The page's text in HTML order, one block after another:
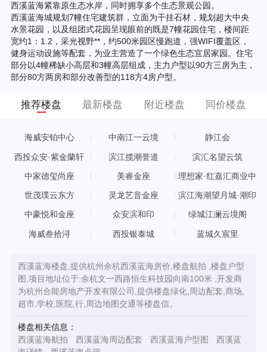
西溪蓝海紧靠原生态水岸，同时拥享多个生态景观公园。
西溪蓝海城规划7幢住宅建筑群，立面为干挂石材，规划超大中央
水景花园，以及组团式花园呈现眼前的既是7幢花园住宅，楼间距
宽约1：1.2，采光视野**，约500米园区慢跑道，强WIFI覆盖区，
健身运动设施等配套，为业主营造了一个绿色生态宜居家园。住宅
部分以4幢稀缺小高层和3幢高层组成，主力户型以90方三房为主，
部分80方两房和部分改善型的118方4房户型。
推荐楼盘 最新楼盘 附近楼盘 同价楼盘
海威安铂中心 中南江一云境 静江会
西投众安·紫金蘭轩 滨江揽潮誉道 滨汇名望云筑
中家德玺尚座 美睿金座
理想家·红嘉汇商业中
世茂璞云东方 灵龙艺音金座 滨江海潮望月城·潮印
中豪悦和金座 众安滨和印 绿城江澜云境阁
海威叁拾浔 西投银泰城 蓝城久宸里
西溪蓝海楼盘,提供杭州余杭西溪蓝海房价,楼盘航拍 ,楼盘户型
图,项目地址位于:余杭文一西路恒生科技园向南100米 ,开发商
为杭州合能房地产开发有限公司,提供楼盘绿化,周边配套,商场,
超市,学校,医院,行,周边地图交通等楼盘信。
楼盘相关信息：
西溪蓝海航拍
西溪蓝海周边配套 西溪蓝海户型图
西溪蓝